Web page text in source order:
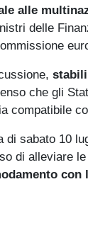
alle
delle
che gli
compatibile
di sabato 10
di alleviare